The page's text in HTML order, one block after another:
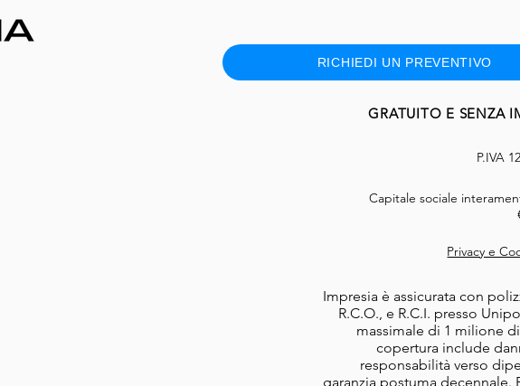
RICHIEDI UN PREVENTIVO
GRATUITO E SENZA
P.IVA
Capitale sociale
Privacy e
Impresia è assicurata con
R.C.O., e R.C.I. presso
massimale di 1 milione
copertura include
responsabilità verso
garanzia postuma decennale.